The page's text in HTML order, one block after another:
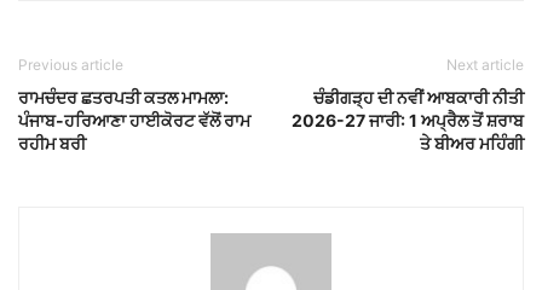
Previous article
ਰਾਮਚੰਦਰ ਛਤਰਪਤੀ ਕਤਲ ਮਾਮਲਾ:
ਪੰਜਾਬ-ਹਰਿਆਣਾ ਹਾਈਕੋਰਟ ਵੱਲੋਂ ਰਾਮ
ਰਹੀਮ ਬਰੀ
Next article
ਚੰਡੀਗੜ੍ਹ ਦੀ ਨਵੀਂ ਆਬਕਾਰੀ ਨੀਤੀ
2026-27 ਜਾਰੀ: 1 ਅਪ੍ਰੈਲ ਤੋਂ ਸ਼ਰਾਬ
ਤੇ ਬੀਅਰ ਮਹਿੰਗੀ